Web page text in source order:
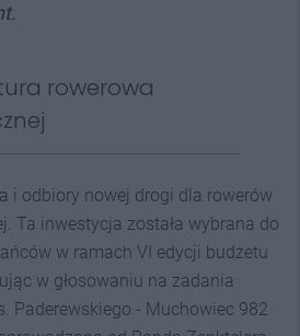
rowerowa
i odbiory nowej drogi dla rowerów
Ta inwestycja została wybrana do
w ramach VI edycji budżetu
w głosowaniu na zadania
Paderewskiego - Muchowiec 982